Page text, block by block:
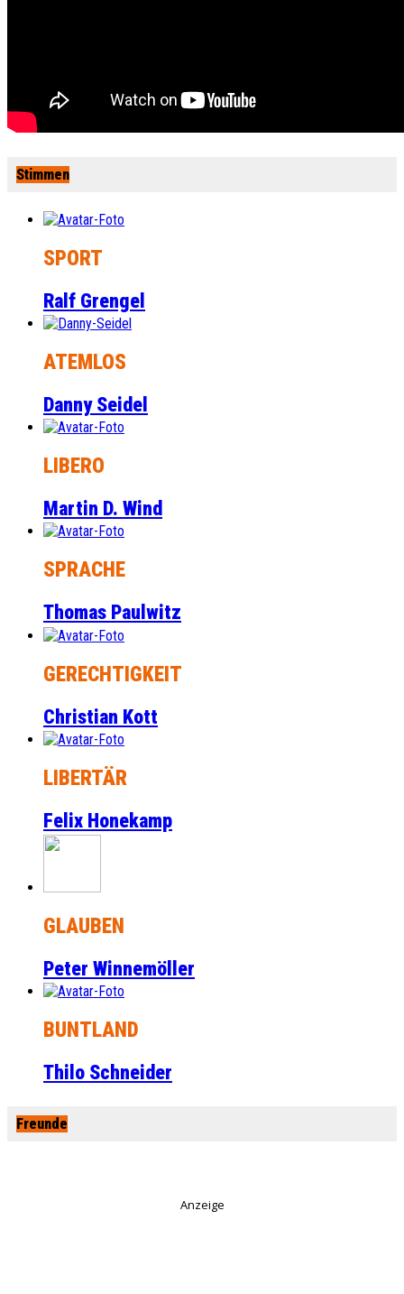
Stimmen
SPORT
Ralf Grengel
ATEMLOS
Danny Seidel
LIBERO
Martin D. Wind
SPRACHE
Thomas Paulwitz
GERECHTIGKEIT
Christian Kott
LIBERTÄR
Felix Honekamp
GLAUBEN
Peter Winnemöller
BUNTLAND
Thilo Schneider
Freunde
Anzeige